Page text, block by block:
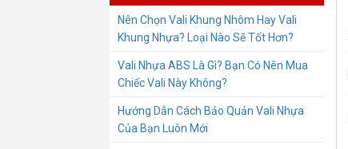
Nên Chọn Vali Khung Nhôm Hay Vali
Khung Nhựa? Loại Nào Sẽ Tốt Hơn?
Vali Nhựa ABS Là Gì? Bạn Có Nên Mua
Chiếc Vali Này Không?
Hướng Dẫn Cách Bảo Quản Vali Nhựa
Của Bạn Luôn Mới